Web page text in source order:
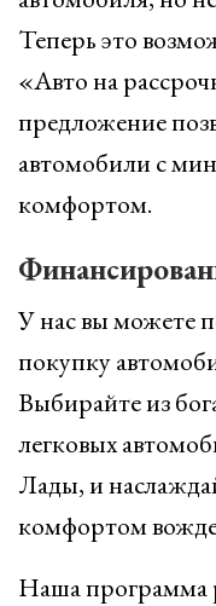
Теперь это
«Авто на
предложение
автомобили с
комфортом.
У нас вы можете
покупку
Выбирайте из
легковых
Лады, и
комфортом
Наша программа